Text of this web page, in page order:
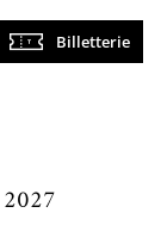
Billetterie